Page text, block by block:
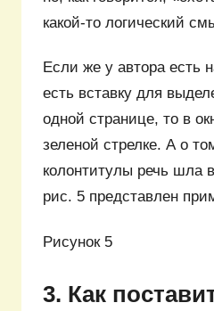
какой-то логический
Если же у автора есть
есть вставку для
одной странице, то в
зеленой стрелке. А о
колонтитулы речь шла
рис. 5 представлен
Рисунок 5
3. Как